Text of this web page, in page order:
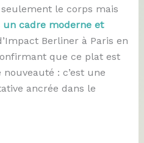
le corps mais
un cadre moderne et
Berliner à Paris en
que ce plat est
: c’est une
ancrée dans le